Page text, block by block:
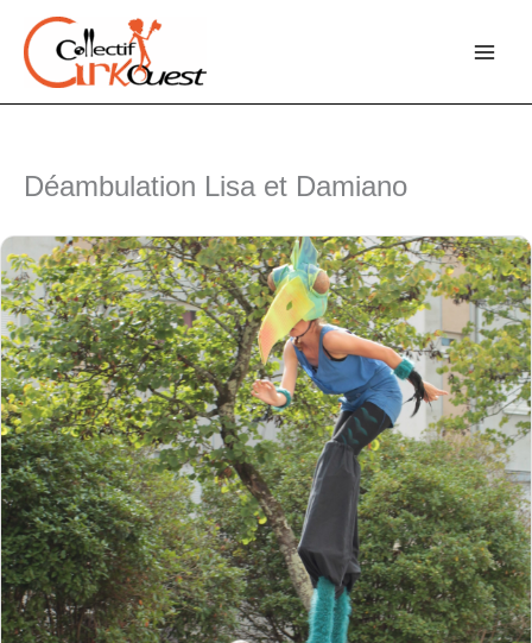
contenu
Déambulation Lisa et Damiano